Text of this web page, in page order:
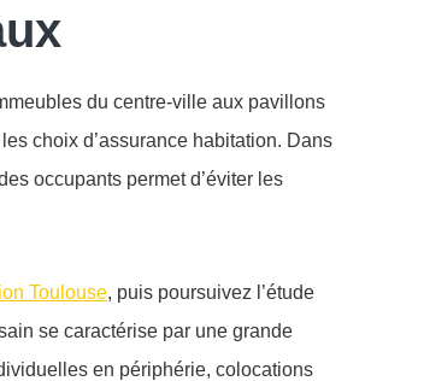
du centre-ville aux pavillons
choix d’assurance habitation. Dans
occupants permet d’éviter les
Toulouse, puis poursuivez l’étude
se caractérise par une grande
en périphérie, colocations